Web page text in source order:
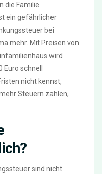
die Familie
ein gefährlicher
bei
mehr. Mit Preisen von
wird
schnell
nicht kennst,
Steuern zahlen,
sind nicht